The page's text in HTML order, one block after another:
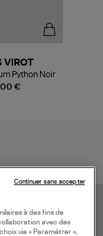
€
VIROT
Python Noir
à des fins de
avec des
via « Paramétrer »,
Continuer sans accepter